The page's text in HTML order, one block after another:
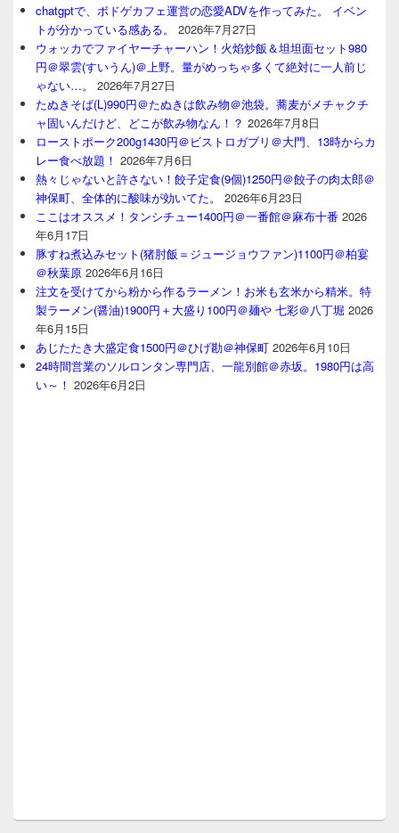
chatgptで、ボドゲカフェ運営の恋愛ADVを作ってみた。 イベン
トが分かっている感ある。
2026年7月27日
ウォッカでファイヤーチャーハン！火焰炒飯＆坦坦面セット980
円＠翠雲(すいうん)＠上野。量がめっちゃ多くて絶対に一人前じ
ゃない…。
2026年7月27日
たぬきそば(L)990円＠たぬきは飲み物＠池袋。蕎麦がメチャクチ
ャ固いんだけど、どこが飲み物なん！？ 2026年7月8日
ローストポーク200g1430円＠ビストロガブリ＠大門、13時からカ
レー食べ放題！ 2026年7月6日
熱々じゃないと許さない！餃子定食(9個)1250円＠餃子の肉太郎＠
神保町、全体的に酸味が効いてた。
2026年6月23日
ここはオススメ！タンシチュー1400円＠一番館＠麻布十番 2026
年6月17日
豚すね煮込みセット(猪肘飯＝ジュージョウファン)1100円＠柏宴
＠秋葉原 2026年6月16日
注文を受けてから粉から作るラーメン！お米も玄米から精米。特
製ラーメン(醤油)1900円＋大盛り100円＠麺や 七彩＠八丁堀 2026
年6月15日
あじたたき大盛定食1500円＠ひげ勘＠神保町 2026年6月10日
24時間営業のソルロンタン専門店、一龍別館＠赤坂。1980円は高
い～！ 2026年6月2日